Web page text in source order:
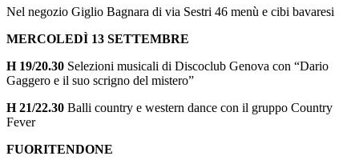
Nel negozio Giglio Bagnara di via Sestri 46 menù e cibi bavaresi
MERCOLEDÌ 13 SETTEMBRE
H 19/20.30 Selezioni musicali di Discoclub Genova con “Dario
Gaggero e il suo scrigno del mistero”
H 21/22.30 Balli country e western dance con il gruppo Country
Fever
FUORITENDONE